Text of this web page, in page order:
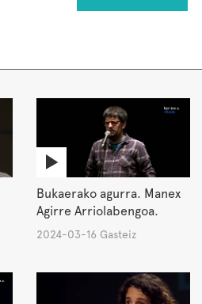
Bukaerako agurra. Manex
Agirre Arriolabengoa.
2024-03-16 Gasteiz